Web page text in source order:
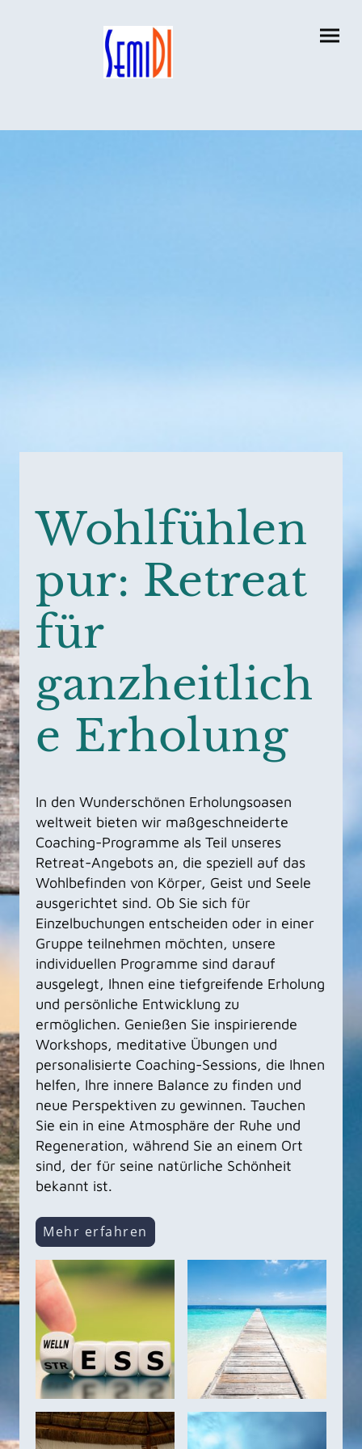
Wohlfühlen
pur: Retreat
für
ganzheitlich
e Erholung
In den Wunderschönen Erholungsoasen
weltweit bieten wir maßgeschneiderte
Coaching-Programme als Teil unseres
Retreat-Angebots an, die speziell auf das
Wohlbefinden von Körper, Geist und Seele
ausgerichtet sind. Ob Sie sich für
Einzelbuchungen entscheiden oder in einer
Gruppe teilnehmen möchten, unsere
individuellen Programme sind darauf
ausgelegt, Ihnen eine tiefgreifende Erholung
und persönliche Entwicklung zu
ermöglichen. Genießen Sie inspirierende
Workshops, meditative Übungen und
personalisierte Coaching-Sessions, die Ihnen
helfen, Ihre innere Balance zu finden und
neue Perspektiven zu gewinnen. Tauchen
Sie ein in eine Atmosphäre der Ruhe und
Regeneration, während Sie an einem Ort
sind, der für seine natürliche Schönheit
bekannt ist.
Mehr erfahren